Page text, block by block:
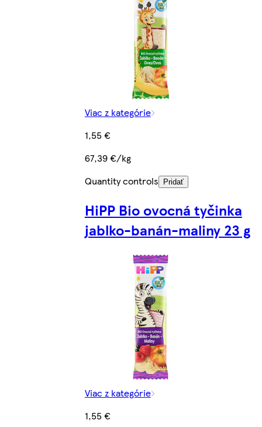
Viac z kategórie
1,55 €
67,39 €/kg
Quantity controls
Pridať
HiPP Bio ovocná tyčinka
jablko-banán-maliny 23 g
Viac z kategórie
1,55 €